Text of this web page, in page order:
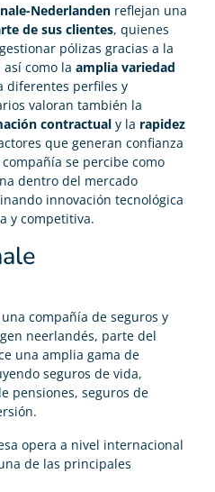
Nederlanden reflejan una
de sus clientes, quienes
pólizas gracias a la
así como la amplia variedad
diferentes perfiles y
valoran también la
contractual y la rapidez
que generan confianza
se percibe como
dentro del mercado
innovación tecnológica
y competitiva.
compañía de seguros y
neerlandés, parte del
una amplia gama de
seguros de vida,
pensiones, seguros de
opera a nivel internacional
de las principales